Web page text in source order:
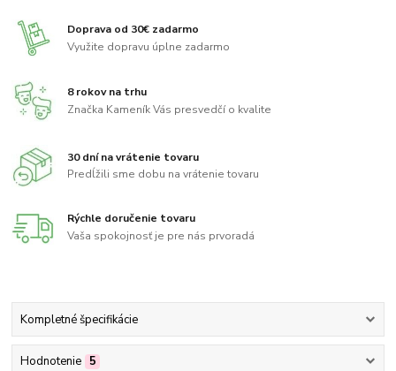
Doprava od 30€ zadarmo
Využite dopravu úplne zadarmo
8 rokov na trhu
Značka Kameník Vás presvedčí o kvalite
30 dní na vrátenie tovaru
Predĺžili sme dobu na vrátenie tovaru
Rýchle doručenie tovaru
Vaša spokojnosť je pre nás prvoradá
Kompletné špecifikácie
Hodnotenie 5